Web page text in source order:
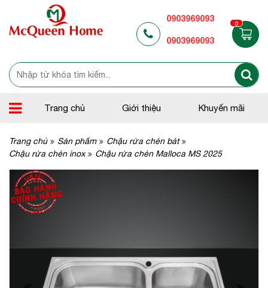
0903969093
0903969093
0
Trang chủ Giới thiệu Khuyến mãi
Trang chủ Sản phẩm
Chậu rửa chén bát
Chậu rửa chén inox
Chậu rửa chén Malloca MS 2025